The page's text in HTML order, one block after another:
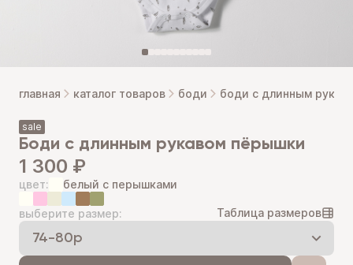
главная каталог товаров боди боди с длинным
sale
боди с длинным рукавом пёрышки
1 300 ₽
цвет: белый с перышками
выберите размер: Таблица размеров